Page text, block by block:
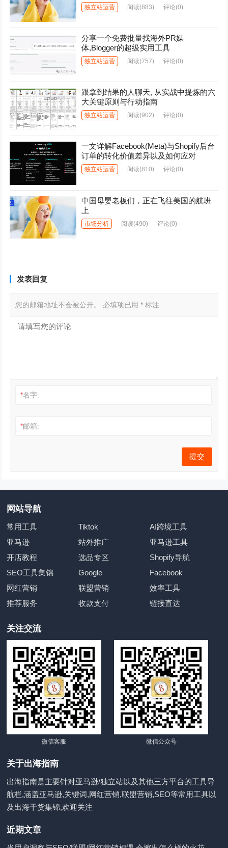
独立站运营 阅读(883) 评论(0)
分享一个免费批量找海外PR媒
体,Blogger的超级实用工具
独立站运营 阅读(757) 评论(0)
跟拿到结果的人聊天, 从实战中提炼的六
大关键原则与行动指南
独立站运营 阅读(902) 评论(0)
一文详解Facebook(Meta)与Shopify后台
订单的转化价值差异以及如何应对
独立站运营 阅读(810) 评论(0)
中国母婴老板们，正在飞往美国的航班
上
市场分析 阅读(490) 评论(0)
发表回复
您的邮箱地址不会被公开。 必填项已用* 标注
*名字:
*邮箱:
网站导航
常用工具 Tiktok
AI跨境工具
亚马逊
站外推广
亚马逊工具
开店教程
选品专区
Shopify导航
SEO工具集锦
Google
Facebook
网红营销
联盟营销
效率工具
推荐服务
收款支付 链接直达
关注交流
微信客服 微信公众号
关于出海指南
出海指南是主要针对亚马逊/独立站以及其他三方平台的工具导
航栏,涵盖亚马逊,关键词,网红营销,联盟营销,SEO等常用工具以
及出海干货集锦,欢迎关注
近期文章